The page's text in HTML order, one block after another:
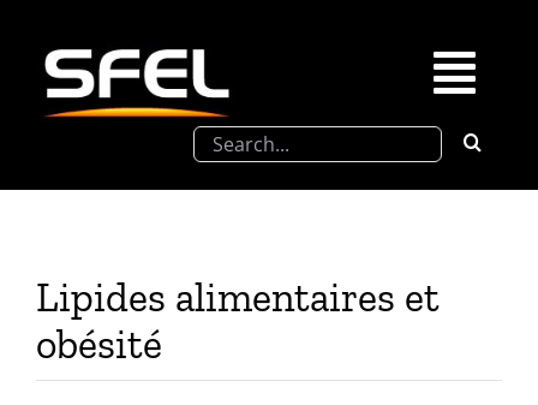
contenu
Prix de Thèse SFEL
Rechercher:
Lipides alimentaires et
obésité